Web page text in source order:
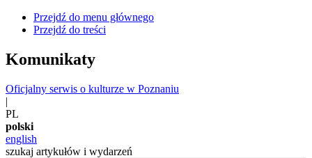
Przejdź do menu głównego
Przejdź do treści
Komunikaty
Oficjalny serwis o kulturze w Poznaniu
|
PL
polski
english
szukaj artykułów i wydarzeń